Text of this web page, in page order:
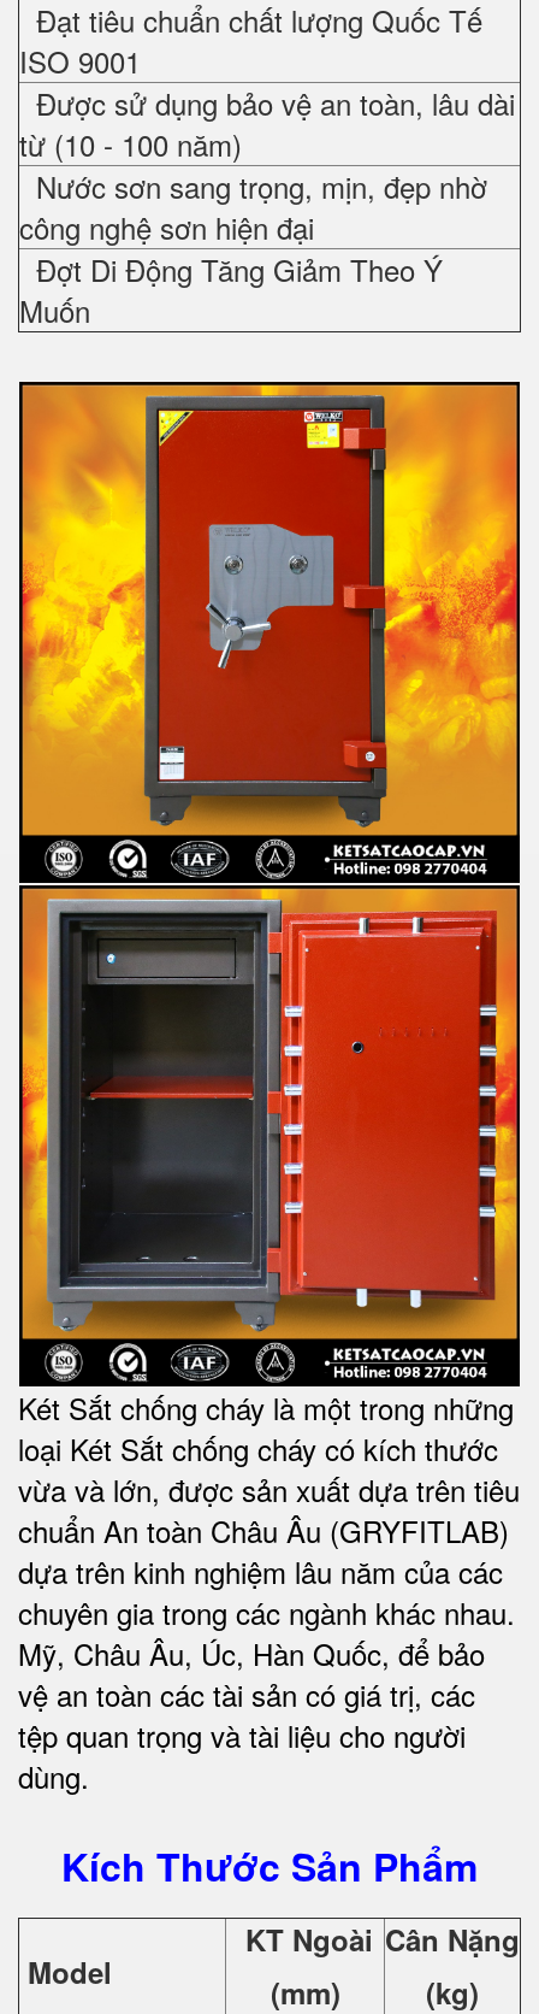
Đạt tiêu chuẩn chất lượng Quốc Tế
ISO 9001
Được sử dụng bảo vệ an toàn, lâu dài
từ (10 - 100 năm)
Nước sơn sang trọng, mịn, đẹp nhờ
công nghệ sơn hiện đại
Đợt Di Động Tăng Giảm Theo Ý
Muốn
Két Sắt chống cháy là một trong những
loại Két Sắt chống cháy có kích thước
vừa và lớn, được sản xuất dựa trên tiêu
chuẩn An toàn Châu Âu (GRYFITLAB)
dựa trên kinh nghiệm lâu năm của các
chuyên gia trong các ngành khác nhau.
Mỹ, Châu Âu, Úc, Hàn Quốc, để bảo
vệ an toàn các tài sản có giá trị, các
tệp quan trọng và tài liệu cho người
dùng.
Kích Thước Sản Phẩm
Model
KT Ngoài
(mm)
Cân Nặng
(kg)